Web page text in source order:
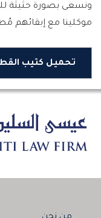
ونسعى بصورة حثيثة
موكلينا مع
تحميل كتيب